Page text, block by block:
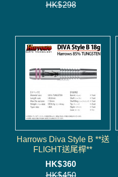
HK$298
Harrows Diva Style B **送
FLIGHT送尾桿**
HK$360